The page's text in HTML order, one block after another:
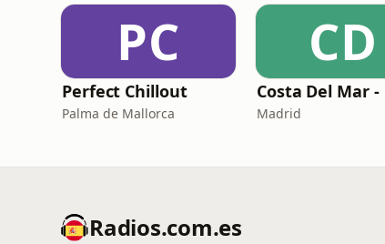
PC
Perfect Chillout
Palma de Mallorca
CD
Madrid
Radios.com.es